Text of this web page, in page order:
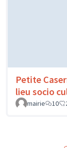
Petite
lieu socio
mairie
10